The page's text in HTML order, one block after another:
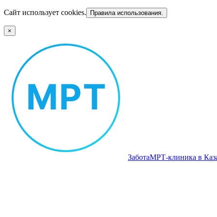
Сайт использует cookies. Правила использования.
×
ЗаботаМРТ‑клиника в